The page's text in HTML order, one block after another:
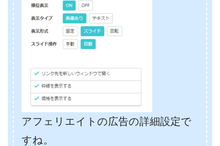
アフェリエイトの広告の詳細設定で
すね。